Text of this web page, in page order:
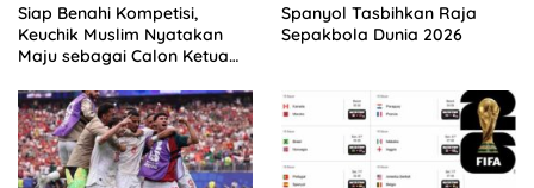
Siap Benahi Kompetisi,
Keuchik Muslim Nyatakan
Maju sebagai Calon Ketua
Spanyol Tasbihkan Raja
Sepakbola Dunia 2026